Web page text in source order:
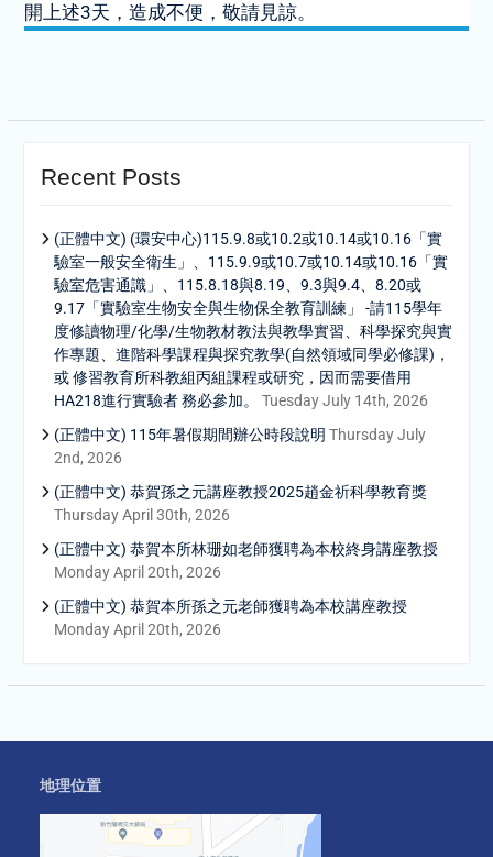
開上述3天，造成不便，敬請見諒。
Recent Posts
(正體中文) (環安中心)115.9.8或10.2或10.14或10.16「實
驗室一般安全衛生」、115.9.9或10.7或10.14或10.16「實
驗室危害通識」、115.8.18與8.19、9.3與9.4、8.20或
9.17「實驗室生物安全與生物保全教育訓練」 -請115學年
度修讀物理/化學/生物教材教法與教學實習、科學探究與實
作專題、進階科學課程與探究教學(自然領域同學必修課)，
或 修習教育所科教組丙組課程或研究，因而需要借用
HA218進行實驗者 務必參加。
Tuesday July 14th, 2026
(正體中文) 115年暑假期間辦公時段說明 Thursday July
2nd, 2026
(正體中文) 恭賀孫之元講座教授2025趙金祈科學教育獎
Thursday April 30th, 2026
(正體中文) 恭賀本所林珊如老師獲聘為本校終身講座教授
Monday April 20th, 2026
(正體中文) 恭賀本所孫之元老師獲聘為本校講座教授
Monday April 20th, 2026
地理位置